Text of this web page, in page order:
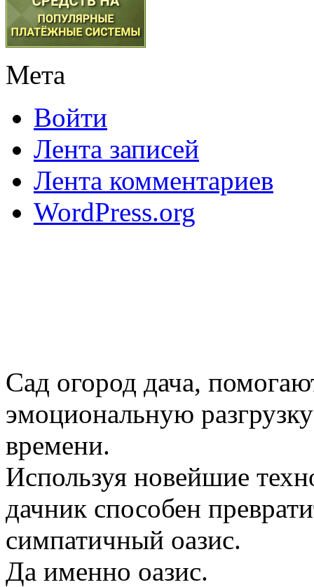
Мета
Войти
Лента записей
Лента комментариев
WordPress.org
Сад огород дача,
эмоциональную
времени.
Используя новейшие
дачник способен
симпатичный оазис.
Да именно оазис.